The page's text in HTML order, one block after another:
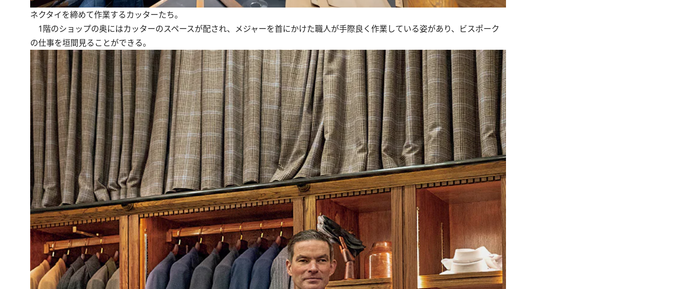
ネクタイを締めて作業するカッターたち。
1階のショップの奥にはカッターのスペースが配され、メジャーを首にかけた職人が手際良く作業している姿があり、ビスポーク
の仕事を垣間見ることができる。